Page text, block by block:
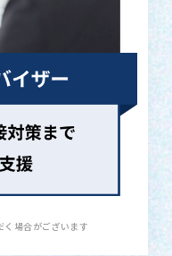
場合がございます